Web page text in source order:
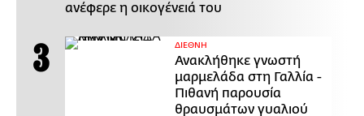
ανέφερε η οικογένειά του
ΔΙΕΘΝΗ
Ανακλήθηκε γνωστή
μαρμελάδα στη Γαλλία -
Πιθανή παρουσία
θραυσμάτων γυαλιού